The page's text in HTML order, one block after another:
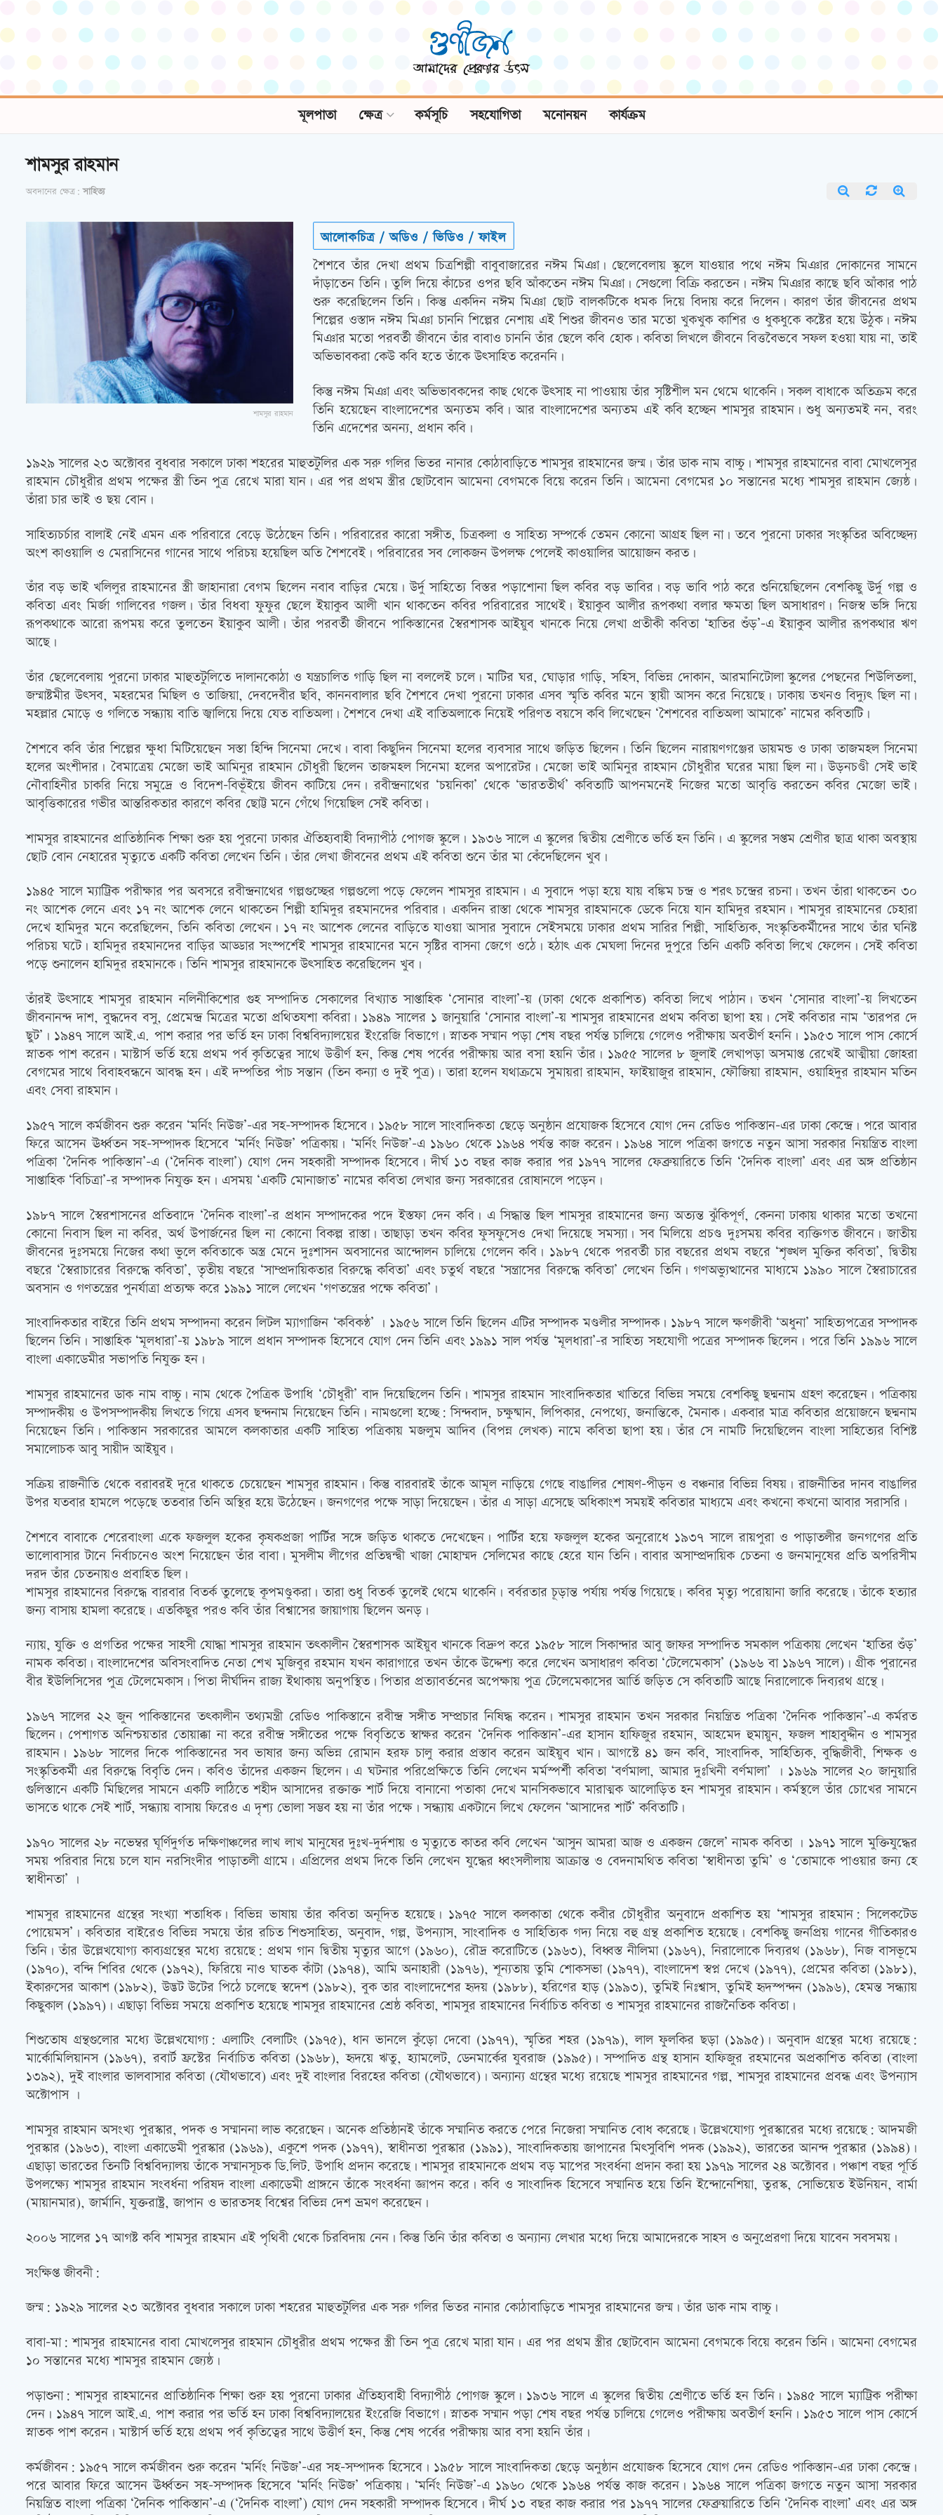
মূলপাতা ক্ষেত্র কর্মসূচি সহযোগিতা মনোনয়ন কার্যক্রম
শামসুর রাহমান
অবদানের ক্ষেত্র: সাহিত্য
শামসুর রাহমান
আলোকচিত্র / অডিও / ভিডিও / ফাইল
শৈশবে তাঁর দেখা প্রথম চিত্রশিল্পী বাবুবাজারের নঈম মিঞা। ছেলেবেলায় স্কুলে যাওয়ার পথে নঈম মিঞার দোকানের সামনে
দাঁড়াতেন তিনি। তুলি দিয়ে কাঁচের ওপর ছবি আঁকতেন নঈম মিঞা। সেগুলো বিক্রি করতেন। নঈম মিঞার কাছে ছবি আঁকার পাঠ
শুরু করেছিলেন তিনি। কিন্তু একদিন নঈম মিঞা ছোট বালকটিকে ধমক দিয়ে বিদায় করে দিলেন। কারণ তাঁর জীবনের প্রথম
শিল্পের ওস্তাদ নঈম মিঞা চাননি শিল্পের নেশায় এই শিশুর জীবনও তার মতো খুকখুক কাশির ও ধুকধুকে কষ্টের হয়ে উঠুক। নঈম
মিঞার মতো পরবর্তী জীবনে তাঁর বাবাও চাননি তাঁর ছেলে কবি হোক। কবিতা লিখলে জীবনে বিত্তবৈভবে সফল হওয়া যায় না, তাই
অভিভাবকরা কেউ কবি হতে তাঁকে উৎসাহিত করেননি।
কিন্তু নঈম মিঞা এবং অভিভাবকদের কাছ থেকে উৎসাহ না পাওয়ায় তাঁর সৃষ্টিশীল মন থেমে থাকেনি। সকল বাধাকে অতিক্রম করে
তিনি হয়েছেন বাংলাদেশের অন্যতম কবি। আর বাংলাদেশের অন্যতম এই কবি হচ্ছেন শামসুর রাহমান। শুধু অন্যতমই নন, বরং
তিনি এদেশের অনন্য, প্রধান কবি।
১৯২৯ সালের ২৩ অক্টোবর বুধবার সকালে ঢাকা শহরের মাহুতটুলির এক সরু গলির ভিতর নানার কোঠাবাড়িতে শামসুর রাহমানের জন্ম। তাঁর ডাক নাম বাচ্চু। শামসুর রাহমানের বাবা মোখলেসুর
রাহমান চৌধুরীর প্রথম পক্ষের স্ত্রী তিন পুত্র রেখে মারা যান। এর পর প্রথম স্ত্রীর ছোটবোন আমেনা বেগমকে বিয়ে করেন তিনি। আমেনা বেগমের ১০ সন্তানের মধ্যে শামসুর রাহমান জ্যেষ্ঠ।
তাঁরা চার ভাই ও ছয় বোন।
সাহিত্যচর্চার বালাই নেই এমন এক পরিবারে বেড়ে উঠেছেন তিনি। পরিবারের কারো সঙ্গীত, চিত্রকলা ও সাহিত্য সম্পর্কে তেমন কোনো আগ্রহ ছিল না। তবে পুরনো ঢাকার সংস্কৃতির অবিচ্ছেদ্য
অংশ কাওয়ালি ও মেরাসিনের গানের সাথে পরিচয় হয়েছিল অতি শৈশবেই। পরিবারের সব লোকজন উপলক্ষ পেলেই কাওয়ালির আয়োজন করত।
তাঁর বড় ভাই খলিলুর রাহমানের স্ত্রী জাহানারা বেগম ছিলেন নবাব বাড়ির মেয়ে। উর্দু সাহিত্যে বিস্তর পড়াশোনা ছিল কবির বড় ভাবির। বড় ভাবি পাঠ করে শুনিয়েছিলেন বেশকিছু উর্দু গল্প ও
কবিতা এবং মির্জা গালিবের গজল। তাঁর বিধবা ফুফুর ছেলে ইয়াকুব আলী খান থাকতেন কবির পরিবারের সাথেই। ইয়াকুব আলীর রূপকথা বলার ক্ষমতা ছিল অসাধারণ। নিজস্ব ভঙ্গি দিয়ে
রূপকথাকে আরো রূপময় করে তুলতেন ইয়াকুব আলী। তাঁর পরবর্তী জীবনে পাকিস্তানের স্বৈরশাসক আইয়ুব খানকে নিয়ে লেখা প্রতীকী কবিতা ‘হাতির শুঁড়’-এ ইয়াকুব আলীর রূপকথার ঋণ
আছে।
তাঁর ছেলেবেলায় পুরনো ঢাকার মাহুতটুলিতে দালানকোঠা ও যন্ত্রচালিত গাড়ি ছিল না বললেই চলে। মাটির ঘর, ঘোড়ার গাড়ি, সহিস, বিভিন্ন দোকান, আরমানিটোলা স্কুলের পেছনের শিউলিতলা,
জন্মাষ্টমীর উৎসব, মহরমের মিছিল ও তাজিয়া, দেবদেবীর ছবি, কাননবালার ছবি শৈশবে দেখা পুরনো ঢাকার এসব স্মৃতি কবির মনে স্থায়ী আসন করে নিয়েছে। ঢাকায় তখনও বিদ্যুৎ ছিল না।
মহল্লার মোড়ে ও গলিতে সন্ধ্যায় বাতি জ্বালিয়ে দিয়ে যেত বাতিঅলা। শৈশবে দেখা এই বাতিঅলাকে নিয়েই পরিণত বয়সে কবি লিখেছেন ‘শৈশবের বাতিঅলা আমাকে’ নামের কবিতাটি।
শৈশবে কবি তাঁর শিল্পের ক্ষুধা মিটিয়েছেন সস্তা হিন্দি সিনেমা দেখে। বাবা কিছুদিন সিনেমা হলের ব্যবসার সাথে জড়িত ছিলেন। তিনি ছিলেন নারায়ণগঞ্জের ডায়মন্ড ও ঢাকা তাজমহল সিনেমা
হলের অংশীদার। বৈমাত্রেয় মেজো ভাই আমিনুর রাহমান চৌধুরী ছিলেন তাজমহল সিনেমা হলের অপারেটর। মেজো ভাই আমিনুর রাহমান চৌধুরীর ঘরের মায়া ছিল না। উড়নচণ্ডী সেই ভাই
নৌবাহিনীর চাকরি নিয়ে সমুদ্রে ও বিদেশ-বিভূঁইয়ে জীবন কাটিয়ে দেন। রবীন্দ্রনাথের ‘চয়নিকা’ থেকে ‘ভারততীর্থ’ কবিতাটি আপনমনেই নিজের মতো আবৃত্তি করতেন কবির মেজো ভাই।
আবৃত্তিকারের গভীর আন্তরিকতার কারণে কবির ছোট্ট মনে গেঁথে গিয়েছিল সেই কবিতা।
শামসুর রাহমানের প্রাতিষ্ঠানিক শিক্ষা শুরু হয় পুরনো ঢাকার ঐতিহ্যবাহী বিদ্যাপীঠ পোগজ স্কুলে। ১৯৩৬ সালে এ স্কুলের দ্বিতীয় শ্রেণীতে ভর্তি হন তিনি। এ স্কুলের সপ্তম শ্রেণীর ছাত্র থাকা অবস্থায়
ছোট বোন নেহারের মৃত্যুতে একটি কবিতা লেখেন তিনি। তাঁর লেখা জীবনের প্রথম এই কবিতা শুনে তাঁর মা কেঁদেছিলেন খুব।
১৯৪৫ সালে ম্যাট্রিক পরীক্ষার পর অবসরে রবীন্দ্রনাথের গল্পগুচ্ছের গল্পগুলো পড়ে ফেলেন শামসুর রাহমান। এ সুবাদে পড়া হয়ে যায় বঙ্কিম চন্দ্র ও শরৎ চন্দ্রের রচনা। তখন তাঁরা থাকতেন ৩০
নং আশেক লেনে এবং ১৭ নং আশেক লেনে থাকতেন শিল্পী হামিদুর রহমানদের পরিবার। একদিন রাস্তা থেকে শামসুর রাহমানকে ডেকে নিয়ে যান হামিদুর রহমান। শামসুর রাহমানের চেহারা
দেখে হামিদুর মনে করেছিলেন, তিনি কবিতা লেখেন। ১৭ নং আশেক লেনের বাড়িতে যাওয়া আসার সুবাদে সেইসময়ে ঢাকার প্রথম সারির শিল্পী, সাহিত্যিক, সংস্কৃতিকর্মীদের সাথে তাঁর ঘনিষ্ট
পরিচয় ঘটে। হামিদুর রহমানদের বাড়ির আড্ডার সংস্পর্শেই শামসুর রাহমানের মনে সৃষ্টির বাসনা জেগে ওঠে। হঠাৎ এক মেঘলা দিনের দুপুরে তিনি একটি কবিতা লিখে ফেলেন। সেই কবিতা
পড়ে শুনালেন হামিদুর রহমানকে। তিনি শামসুর রাহমানকে উৎসাহিত করেছিলেন খুব।
তাঁরই উৎসাহে শামসুর রাহমান নলিনীকিশোর গুহ সম্পাদিত সেকালের বিখ্যাত সাপ্তাহিক ‘সোনার বাংলা’-য় (ঢাকা থেকে প্রকাশিত) কবিতা লিখে পাঠান। তখন ‘সোনার বাংলা’-য় লিখতেন
জীবনানন্দ দাশ, বুদ্ধদেব বসু, প্রেমেন্দ্র মিত্রের মতো প্রথিতযশা কবিরা। ১৯৪৯ সালের ১ জানুয়ারি ‘সোনার বাংলা’-য় শামসুর রাহমানের প্রথম কবিতা ছাপা হয়। সেই কবিতার নাম ‘তারপর দে
ছুট’। ১৯৪৭ সালে আই.এ. পাশ করার পর ভর্তি হন ঢাকা বিশ্ববিদ্যালয়ের ইংরেজি বিভাগে। স্নাতক সম্মান পড়া শেষ বছর পর্যন্ত চালিয়ে গেলেও পরীক্ষায় অবতীর্ণ হননি। ১৯৫৩ সালে পাস কোর্সে
স্নাতক পাশ করেন। মাস্টার্স ভর্তি হয়ে প্রথম পর্ব কৃতিত্বের সাথে উত্তীর্ণ হন, কিন্তু শেষ পর্বের পরীক্ষায় আর বসা হয়নি তাঁর। ১৯৫৫ সালের ৮ জুলাই লেখাপড়া অসমাপ্ত রেখেই আত্মীয়া জোহরা
বেগমের সাথে বিবাহবন্ধনে আবদ্ধ হন। এই দম্পতির পাঁচ সন্তান (তিন কন্যা ও দুই পুত্র)। তারা হলেন যথাক্রমে সুমায়রা রাহমান, ফাইয়াজুর রাহমান, ফৌজিয়া রাহমান, ওয়াহিদুর রাহমান মতিন
এবং সেবা রাহমান।
১৯৫৭ সালে কর্মজীবন শুরু করেন ‘মর্নিং নিউজ’-এর সহ-সম্পাদক হিসেবে। ১৯৫৮ সালে সাংবাদিকতা ছেড়ে অনুষ্ঠান প্রযোজক হিসেবে যোগ দেন রেডিও পাকিস্তান-এর ঢাকা কেন্দ্রে। পরে আবার
ফিরে আসেন ঊর্ধ্বতন সহ-সম্পাদক হিসেবে ‘মর্নিং নিউজ’ পত্রিকায়। ‘মর্নিং নিউজ’-এ ১৯৬০ থেকে ১৯৬৪ পর্যন্ত কাজ করেন। ১৯৬৪ সালে পত্রিকা জগতে নতুন আসা সরকার নিয়ন্ত্রিত বাংলা
পত্রিকা ‘দৈনিক পাকিস্তান’-এ (‘দৈনিক বাংলা’) যোগ দেন সহকারী সম্পাদক হিসেবে। দীর্ঘ ১৩ বছর কাজ করার পর ১৯৭৭ সালের ফেব্রুয়ারিতে তিনি ‘দৈনিক বাংলা’ এবং এর অঙ্গ প্রতিষ্ঠান
সাপ্তাহিক ‘বিচিত্রা’-র সম্পাদক নিযুক্ত হন। এসময় ‘একটি মোনাজাত’ নামের কবিতা লেখার জন্য সরকারের রোষানলে পড়েন।
১৯৮৭ সালে স্বৈরশাসনের প্রতিবাদে ‘দৈনিক বাংলা’-র প্রধান সম্পাদকের পদে ইস্তফা দেন কবি। এ সিদ্ধান্ত ছিল শামসুর রাহমানের জন্য অত্যন্ত ঝুঁকিপূর্ণ, কেননা ঢাকায় থাকার মতো তখনো
কোনো নিবাস ছিল না কবির, অর্থ উপার্জনের ছিল না কোনো বিকল্প রাস্তা। তাছাড়া তখন কবির ফুসফুসেও দেখা দিয়েছে সমস্যা। সব মিলিয়ে প্রচণ্ড দুঃসময় কবির ব্যক্তিগত জীবনে। জাতীয়
জীবনের দুঃসময়ে নিজের কথা ভুলে কবিতাকে অস্ত্র মেনে দুঃশাসন অবসানের আন্দোলন চালিয়ে গেলেন কবি। ১৯৮৭ থেকে পরবর্তী চার বছরের প্রথম বছরে ‘শৃঙ্খল মুক্তির কবিতা’, দ্বিতীয়
বছরে ‘স্বৈরাচারের বিরুদ্ধে কবিতা’, তৃতীয় বছরে ‘সাম্প্রদায়িকতার বিরুদ্ধে কবিতা’ এবং চতুর্থ বছরে ‘সন্ত্রাসের বিরুদ্ধে কবিতা’ লেখেন তিনি। গণঅভ্যুত্থানের মাধ্যমে ১৯৯০ সালে স্বৈরাচারের
অবসান ও গণতন্ত্রের পুনর্যাত্রা প্রত্যক্ষ করে ১৯৯১ সালে লেখেন ‘গণতন্ত্রের পক্ষে কবিতা’।
সাংবাদিকতার বাইরে তিনি প্রথম সম্পাদনা করেন লিটল ম্যাগাজিন ‘কবিকণ্ঠ’ । ১৯৫৬ সালে তিনি ছিলেন এটির সম্পাদক মণ্ডলীর সম্পাদক। ১৯৮৭ সালে ক্ষণজীবী ‘অধুনা’ সাহিত্যপত্রের সম্পাদক
ছিলেন তিনি। সাপ্তাহিক ‘মূলধারা’-য় ১৯৮৯ সালে প্রধান সম্পাদক হিসেবে যোগ দেন তিনি এবং ১৯৯১ সাল পর্যন্ত ‘মূলধারা’-র সাহিত্য সহযোগী পত্রের সম্পাদক ছিলেন। পরে তিনি ১৯৯৬ সালে
বাংলা একাডেমীর সভাপতি নিযুক্ত হন।
শামসুর রাহমানের ডাক নাম বাচ্চু। নাম থেকে পৈত্রিক উপাধি ‘চৌধুরী’ বাদ দিয়েছিলেন তিনি। শামসুর রাহমান সাংবাদিকতার খাতিরে বিভিন্ন সময়ে বেশকিছু ছদ্মনাম গ্রহণ করেছেন। পত্রিকায়
সম্পাদকীয় ও উপসম্পাদকীয় লিখতে গিয়ে এসব ছন্দনাম নিয়েছেন তিনি। নামগুলো হচ্ছে: সিন্দবাদ, চক্ষুষ্মান, লিপিকার, নেপথ্যে, জনান্তিকে, মৈনাক। একবার মাত্র কবিতার প্রয়োজনে ছদ্মনাম
নিয়েছেন তিনি। পাকিস্তান সরকারের আমলে কলকাতার একটি সাহিত্য পত্রিকায় মজলুম আদিব (বিপন্ন লেখক) নামে কবিতা ছাপা হয়। তাঁর সে নামটি দিয়েছিলেন বাংলা সাহিত্যের বিশিষ্ট
সমালোচক আবু সায়ীদ আইয়ুব।
সক্রিয় রাজনীতি থেকে বরাবরই দূরে থাকতে চেয়েছেন শামসুর রাহমান। কিন্তু বারবারই তাঁকে আমূল নাড়িয়ে গেছে বাঙালির শোষণ-পীড়ন ও বঞ্চনার বিভিন্ন বিষয়। রাজনীতির দানব বাঙালির
উপর যতবার হামলে পড়েছে ততবার তিনি অস্থির হয়ে উঠেছেন। জনগণের পক্ষে সাড়া দিয়েছেন। তাঁর এ সাড়া এসেছে অধিকাংশ সময়ই কবিতার মাধ্যমে এবং কখনো কখনো আবার সরাসরি।
শৈশবে বাবাকে শেরেবাংলা একে ফজলুল হকের কৃষকপ্রজা পার্টির সঙ্গে জড়িত থাকতে দেখেছেন। পার্টির হয়ে ফজলুল হকের অনুরোধে ১৯৩৭ সালে রায়পুরা ও পাড়াতলীর জনগণের প্রতি
ভালোবাসার টানে নির্বাচনেও অংশ নিয়েছেন তাঁর বাবা। মুসলীম লীগের প্রতিদ্বন্দ্বী খাজা মোহাম্মদ সেলিমের কাছে হেরে যান তিনি। বাবার অসাম্প্রদায়িক চেতনা ও জনমানুষের প্রতি অপরিসীম
দরদ তাঁর চেতনায়ও প্রবাহিত ছিল।
শামসুর রাহমানের বিরুদ্ধে বারবার বিতর্ক তুলেছে কূপমণ্ডুকরা। তারা শুধু বিতর্ক তুলেই থেমে থাকেনি। বর্বরতার চূড়ান্ত পর্যায় পর্যন্ত গিয়েছে। কবির মৃত্যু পরোয়ানা জারি করেছে। তাঁকে হত্যার
জন্য বাসায় হামলা করেছে। এতকিছুর পরও কবি তাঁর বিশ্বাসের জায়াগায় ছিলেন অনড়।
ন্যায়, যুক্তি ও প্রগতির পক্ষের সাহসী যোদ্ধা শামসুর রাহমান তৎকালীন স্বৈরশাসক আইয়ুব খানকে বিদ্রুপ করে ১৯৫৮ সালে সিকান্দার আবু জাফর সম্পাদিত সমকাল পত্রিকায় লেখেন ‘হাতির শুঁড়’
নামক কবিতা। বাংলাদেশের অবিসংবাদিত নেতা শেখ মুজিবুর রহমান যখন কারাগারে তখন তাঁকে উদ্দেশ্য করে লেখেন অসাধারণ কবিতা ‘টেলেমেকাস’ (১৯৬৬ বা ১৯৬৭ সালে)। গ্রীক পুরানের
বীর ইউলিসিসের পুত্র টেলেমেকাস। পিতা দীর্ঘদিন রাজ্য ইথাকায় অনুপস্থিত। পিতার প্রত্যাবর্তনের অপেক্ষায় পুত্র টেলেমেকাসের আর্তি জড়িত সে কবিতাটি আছে নিরালোকে দিব্যরথ গ্রন্থে।
১৯৬৭ সালের ২২ জুন পাকিস্তানের তৎকালীন তথ্যমন্ত্রী রেডিও পাকিস্তানে রবীন্দ্র সঙ্গীত সম্প্রচার নিষিদ্ধ করেন। শামসুর রাহমান তখন সরকার নিয়ন্ত্রিত পত্রিকা ‘দৈনিক পাকিস্তান’-এ কর্মরত
ছিলেন। পেশাগত অনিশ্চয়তার তোয়াক্কা না করে রবীন্দ্র সঙ্গীতের পক্ষে বিবৃতিতে স্বাক্ষর করেন ‘দৈনিক পাকিস্তান’-এর হাসান হাফিজুর রহমান, আহমেদ হুমায়ুন, ফজল শাহাবুদ্দীন ও শামসুর
রাহমান। ১৯৬৮ সালের দিকে পাকিস্তানের সব ভাষার জন্য অভিন্ন রোমান হরফ চালু করার প্রস্তাব করেন আইয়ুব খান। আগস্টে ৪১ জন কবি, সাংবাদিক, সাহিত্যিক, বুদ্ধিজীবী, শিক্ষক ও
সংস্কৃতিকর্মী এর বিরুদ্ধে বিবৃতি দেন। কবিও তাঁদের একজন ছিলেন। এ ঘটনার পরিপ্রেক্ষিতে তিনি লেখেন মর্মস্পর্শী কবিতা ‘বর্ণমালা, আমার দুঃখিনী বর্ণমালা’ । ১৯৬৯ সালের ২০ জানুয়ারি
গুলিস্তানে একটি মিছিলের সামনে একটি লাঠিতে শহীদ আসাদের রক্তাক্ত শার্ট দিয়ে বানানো পতাকা দেখে মানসিকভাবে মারাত্মক আলোড়িত হন শামসুর রাহমান। কর্মস্থলে তাঁর চোখের সামনে
ভাসতে থাকে সেই শার্ট, সন্ধ্যায় বাসায় ফিরেও এ দৃশ্য ভোলা সম্ভব হয় না তাঁর পক্ষে। সন্ধ্যায় একটানে লিখে ফেলেন ‘আসাদের শার্ট’ কবিতাটি।
১৯৭০ সালের ২৮ নভেম্বর ঘূর্ণিদুর্গত দক্ষিণাঞ্চলের লাখ লাখ মানুষের দুঃখ-দুর্দশায় ও মৃত্যুতে কাতর কবি লেখেন ‘আসুন আমরা আজ ও একজন জেলে’ নামক কবিতা । ১৯৭১ সালে মুক্তিযুদ্ধের
সময় পরিবার নিয়ে চলে যান নরসিংদীর পাড়াতলী গ্রামে। এপ্রিলের প্রথম দিকে তিনি লেখেন যুদ্ধের ধ্বংসলীলায় আক্রান্ত ও বেদনামথিত কবিতা ‘স্বাধীনতা তুমি’ ও ‘তোমাকে পাওয়ার জন্য হে
স্বাধীনতা’ ।
শামসুর রাহমানের গ্রন্থের সংখ্যা শতাধিক। বিভিন্ন ভাষায় তাঁর কবিতা অনূদিত হয়েছে। ১৯৭৫ সালে কলকাতা থেকে কবীর চৌধুরীর অনুবাদে প্রকাশিত হয় ‘শামসুর রাহমান: সিলেকটেড
পোয়েমস’। কবিতার বাইরেও বিভিন্ন সময়ে তাঁর রচিত শিশুসাহিত্য, অনুবাদ, গল্প, উপন্যাস, সাংবাদিক ও সাহিত্যিক গদ্য নিয়ে বহু গ্রন্থ প্রকাশিত হয়েছে। বেশকিছু জনপ্রিয় গানের গীতিকারও
তিনি। তাঁর উল্লেখযোগ্য কাব্যগ্রন্থের মধ্যে রয়েছে: প্রথম গান দ্বিতীয় মৃত্যুর আগে (১৯৬০), রৌদ্র করোটিতে (১৯৬৩), বিধ্বস্ত নীলিমা (১৯৬৭), নিরালোকে দিব্যরথ (১৯৬৮), নিজ বাসভূমে
(১৯৭০), বন্দি শিবির থেকে (১৯৭২), ফিরিয়ে নাও ঘাতক কাঁটা (১৯৭৪), আমি অনাহারী (১৯৭৬), শূন্যতায় তুমি শোকসভা (১৯৭৭), বাংলাদেশ স্বপ্ন দেখে (১৯৭৭), প্রেমের কবিতা (১৯৮১),
ইকারুসের আকাশ (১৯৮২), উদ্ভট উটের পিঠে চলেছে স্বদেশ (১৯৮২), বুক তার বাংলাদেশের হৃদয় (১৯৮৮), হরিণের হাড় (১৯৯৩), তুমিই নিঃশ্বাস, তুমিই হৃদস্পন্দন (১৯৯৬), হেমন্ত সন্ধ্যায়
কিছুকাল (১৯৯৭)। এছাড়া বিভিন্ন সময়ে প্রকাশিত হয়েছে শামসুর রাহমানের শ্রেষ্ঠ কবিতা, শামসুর রাহমানের নির্বাচিত কবিতা ও শামসুর রাহমানের রাজনৈতিক কবিতা।
শিশুতোষ গ্রন্থগুলোর মধ্যে উল্লেখযোগ্য: এলাটিং বেলাটিং (১৯৭৫), ধান ভানলে কুঁড়ো দেবো (১৯৭৭), স্মৃতির শহর (১৯৭৯), লাল ফুলকির ছড়া (১৯৯৫)। অনুবাদ গ্রন্থের মধ্যে রয়েছে:
মার্কোমিলিয়ানস (১৯৬৭), রবার্ট ফ্রস্টের নির্বাচিত কবিতা (১৯৬৮), হৃদয়ে ঋতু, হ্যামলেট, ডেনমার্কের যুবরাজ (১৯৯৫)। সম্পাদিত গ্রন্থ হাসান হাফিজুর রহমানের অপ্রকাশিত কবিতা (বাংলা
১৩৯২), দুই বাংলার ভালবাসার কবিতা (যৌথভাবে) এবং দুই বাংলার বিরহের কবিতা (যৌথভাবে)। অন্যান্য গ্রন্থের মধ্যে রয়েছে শামসুর রাহমানের গল্প, শামসুর রাহমানের প্রবন্ধ এবং উপন্যাস
অক্টোপাস ।
শামসুর রাহমান অসংখ্য পুরস্কার, পদক ও সম্মাননা লাভ করেছেন। অনেক প্রতিষ্ঠানই তাঁকে সম্মানিত করতে পেরে নিজেরা সম্মানিত বোধ করেছে। উল্লেখযোগ্য পুরস্কারের মধ্যে রয়েছে: আদমজী
পুরস্কার (১৯৬৩), বাংলা একাডেমী পুরস্কার (১৯৬৯), একুশে পদক (১৯৭৭), স্বাধীনতা পুরস্কার (১৯৯১), সাংবাদিকতায় জাপানের মিত্সুবিশি পদক (১৯৯২), ভারতের আনন্দ পুরস্কার (১৯৯৪)।
এছাড়া ভারতের তিনটি বিশ্ববিদ্যালয় তাঁকে সম্মানসূচক ডি.লিট. উপাধি প্রদান করেছে। শামসুর রাহমানকে প্রথম বড় মাপের সংবর্ধনা প্রদান করা হয় ১৯৭৯ সালের ২৪ অক্টোবর। পঞ্চাশ বছর পূর্তি
উপলক্ষ্যে শামসুর রাহমান সংবর্ধনা পরিষদ বাংলা একাডেমী প্রাঙ্গনে তাঁকে সংবর্ধনা জ্ঞাপন করে। কবি ও সাংবাদিক হিসেবে সম্মানিত হয়ে তিনি ইন্দোনেশিয়া, তুরস্ক, সোভিয়েত ইউনিয়ন, বার্মা
(মায়ানমার), জার্মানি, যুক্তরাষ্ট্র, জাপান ও ভারতসহ বিশ্বের বিভিন্ন দেশ ভ্রমণ করেছেন।
২০০৬ সালের ১৭ আগষ্ট কবি শামসুর রাহমান এই পৃথিবী থেকে চিরবিদায় নেন। কিন্তু তিনি তাঁর কবিতা ও অন্যান্য লেখার মধ্যে দিয়ে আমাদেরকে সাহস ও অনুপ্রেরণা দিয়ে যাবেন সবসময়।
সংক্ষিপ্ত জীবনী:
জন্ম: ১৯২৯ সালের ২৩ অক্টোবর বুধবার সকালে ঢাকা শহরের মাহুতটুলির এক সরু গলির ভিতর নানার কোঠাবাড়িতে শামসুর রাহমানের জন্ম। তাঁর ডাক নাম বাচ্চু।
বাবা-মা: শামসুর রাহমানের বাবা মোখলেসুর রাহমান চৌধুরীর প্রথম পক্ষের স্ত্রী তিন পুত্র রেখে মারা যান। এর পর প্রথম স্ত্রীর ছোটবোন আমেনা বেগমকে বিয়ে করেন তিনি। আমেনা বেগমের
১০ সন্তানের মধ্যে শামসুর রাহমান জ্যেষ্ঠ।
পড়াশুনা: শামসুর রাহমানের প্রাতিষ্ঠানিক শিক্ষা শুরু হয় পুরনো ঢাকার ঐতিহ্যবাহী বিদ্যাপীঠ পোগজ স্কুলে। ১৯৩৬ সালে এ স্কুলের দ্বিতীয় শ্রেণীতে ভর্তি হন তিনি। ১৯৪৫ সালে ম্যাট্রিক পরীক্ষা
দেন। ১৯৪৭ সালে আই.এ. পাশ করার পর ভর্তি হন ঢাকা বিশ্ববিদ্যালয়ের ইংরেজি বিভাগে। স্নাতক সম্মান পড়া শেষ বছর পর্যন্ত চালিয়ে গেলেও পরীক্ষায় অবতীর্ণ হননি। ১৯৫৩ সালে পাস কোর্সে
স্নাতক পাশ করেন। মাস্টার্স ভর্তি হয়ে প্রথম পর্ব কৃতিত্বের সাথে উত্তীর্ণ হন, কিন্তু শেষ পর্বের পরীক্ষায় আর বসা হয়নি তাঁর।
কর্মজীবন: ১৯৫৭ সালে কর্মজীবন শুরু করেন ‘মর্নিং নিউজ’-এর সহ-সম্পাদক হিসেবে। ১৯৫৮ সালে সাংবাদিকতা ছেড়ে অনুষ্ঠান প্রযোজক হিসেবে যোগ দেন রেডিও পাকিস্তান-এর ঢাকা কেন্দ্রে।
পরে আবার ফিরে আসেন ঊর্ধ্বতন সহ-সম্পাদক হিসেবে ‘মর্নিং নিউজ’ পত্রিকায়। ‘মর্নিং নিউজ’-এ ১৯৬০ থেকে ১৯৬৪ পর্যন্ত কাজ করেন। ১৯৬৪ সালে পত্রিকা জগতে নতুন আসা সরকার
নিয়ন্ত্রিত বাংলা পত্রিকা ‘দৈনিক পাকিস্তান’-এ (‘দৈনিক বাংলা’) যোগ দেন সহকারী সম্পাদক হিসেবে। দীর্ঘ ১৩ বছর কাজ করার পর ১৯৭৭ সালের ফেব্রুয়ারিতে তিনি ‘দৈনিক বাংলা’ এবং এর অঙ্গ